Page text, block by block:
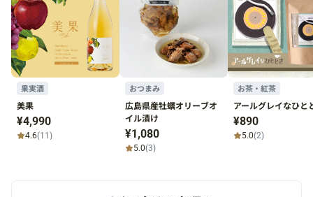
果実酒
美果
¥4,990
4.6(11)
おつまみ
広島県産牡蠣オリーブオ
イル漬け
¥1,080
5.0(3)
お茶・紅茶
アールグレイなひと
¥890
5.0(2)